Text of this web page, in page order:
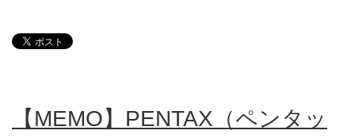
【MEMO】PENTAX（ペンタッ